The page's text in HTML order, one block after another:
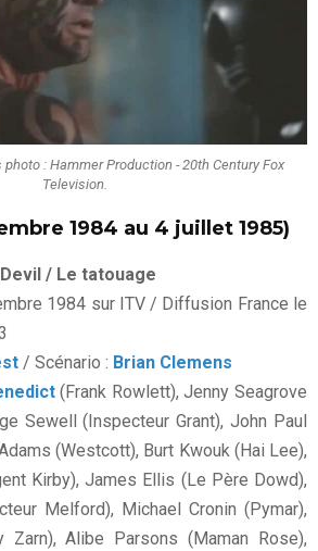
: Hammer Production - 20th Century Fox
Television.
1984 au 4 juillet 1985)
/ Le tatouage
1984 sur ITV / Diffusion France le
/ Scénario : Brian Clemens
(Frank Rowlett), Jenny Seagrove
Sewell (Inspecteur Grant), John Paul
(Westcott), Burt Kwouk (Hai Lee),
Kirby), James Ellis (Le Père Dowd),
Melford), Michael Cronin (Pymar),
Zarn), Alibe Parsons (Maman Rose),